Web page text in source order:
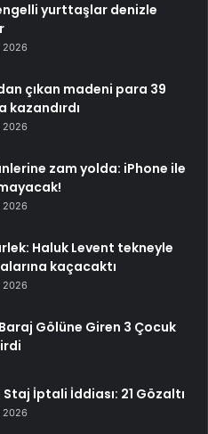
yurttaşlar denizle
2026
çıkan madeni para 39
kazandırdı
2026
zam yolda: iPhone ile
2026
Haluk Levent tekneyle
kaçacaktı
2026
Gölüne Giren 3 Çocuk
Staj İptali İddiası: 21 Gözaltı
2026